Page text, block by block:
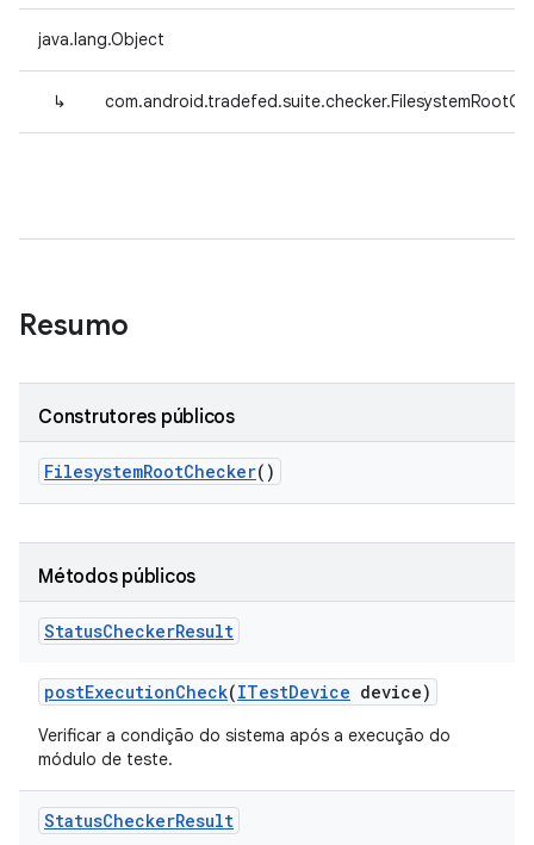
java.lang.Object
↳
Resumo
Construtores públicos
FilesystemRootChecker()
Métodos públicos
StatusCheckerResult
postExecutionCheck(ITestDevice device)
Verificar a condição do sistema após a execução do
módulo de teste.
StatusCheckerResult